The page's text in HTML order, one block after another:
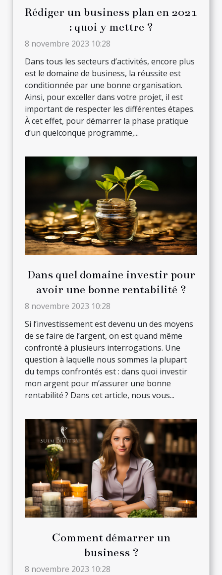
Rédiger un business plan en 2021
: quoi y mettre ?
8 novembre 2023 10:28
Dans tous les secteurs d’activités, encore plus
est le domaine de business, la réussite est
conditionnée par une bonne organisation.
Ainsi, pour exceller dans votre projet, il est
important de respecter les différentes étapes.
À cet effet, pour démarrer la phase pratique
d’un quelconque programme,...
Dans quel domaine investir pour
avoir une bonne rentabilité ?
8 novembre 2023 10:28
Si l’investissement est devenu un des moyens
de se faire de l’argent, on est quand même
confronté à plusieurs interrogations. Une
question à laquelle nous sommes la plupart
du temps confrontés est : dans quoi investir
mon argent pour m’assurer une bonne
rentabilité ? Dans cet article, nous vous...
Comment démarrer un
business ?
8 novembre 2023 10:28